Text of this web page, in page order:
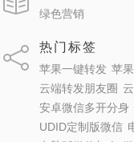
绿色营销
热门标签
苹果一键转发 苹
云端转发朋友圈
安卓微信多开分身
UDID定制版微信